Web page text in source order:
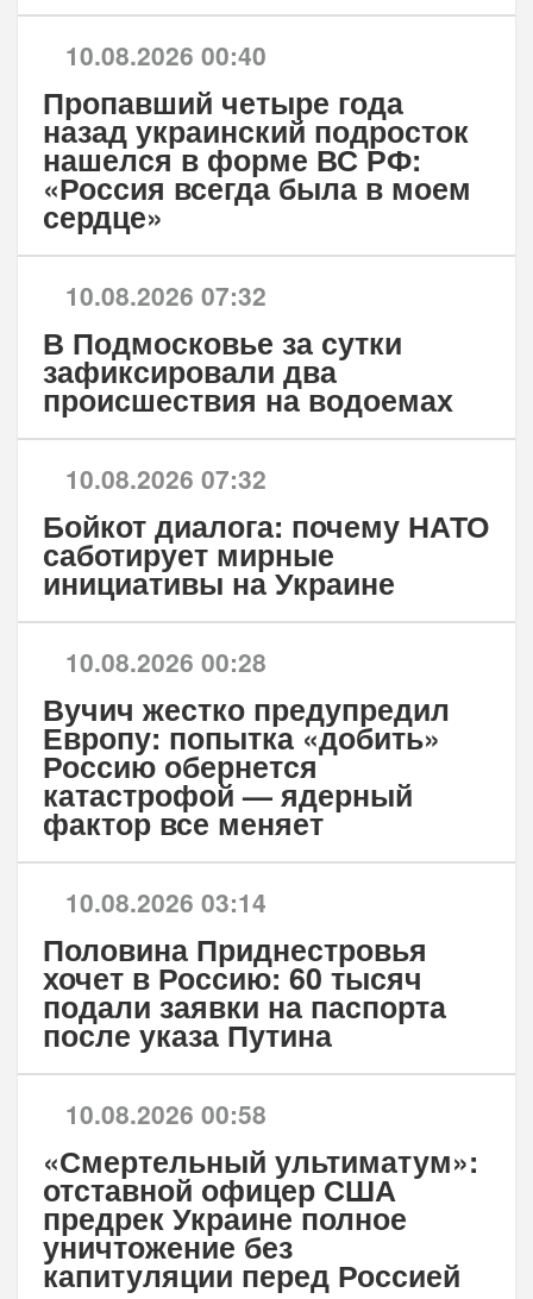
10.08.2026 00:40
Пропавший четыре года
назад украинский подросток
нашелся в форме ВС РФ:
«Россия всегда была в моем
сердце»
10.08.2026 07:32
В Подмосковье за сутки
зафиксировали два
происшествия на водоемах
10.08.2026 07:32
Бойкот диалога: почему НАТО
саботирует мирные
инициативы на Украине
10.08.2026 00:28
Вучич жестко предупредил
Европу: попытка «добить»
Россию обернется
катастрофой — ядерный
фактор все меняет
10.08.2026 03:14
Половина Приднестровья
хочет в Россию: 60 тысяч
подали заявки на паспорта
после указа Путина
10.08.2026 00:58
«Смертельный ультиматум»:
отставной офицер США
предрек Украине полное
уничтожение без
капитуляции перед Россией